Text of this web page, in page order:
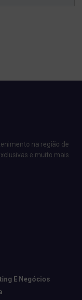
na região de
e muito mais.
E Negócios